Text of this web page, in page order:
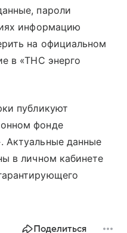
пароли
информацию
на официальном
в «ТНС энерго
публикуют
фонде
данные
в личном кабинете
Поделиться